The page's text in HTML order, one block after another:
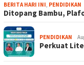
BERITA HARI INI, PENDIDIKAN
Ditopang Bambu,
PENDIDIKAN
Perkuat